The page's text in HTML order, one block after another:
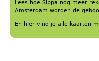
Lees hoe Sippa nog meer
Amsterdam worden de
En hier vind je alle kaarten